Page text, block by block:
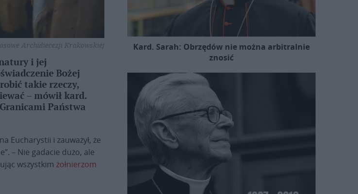
Archidiecezji Krakowskiej
i jej
Bożej
takie rzeczy,
– mówił kard.
Państwa
Eucharystii i zauważył, że
– Nie gadacie dużo, ale
wszystkim żołnierzom
Kard. Sarah: Obrzędów nie można arbitralnie
znosić